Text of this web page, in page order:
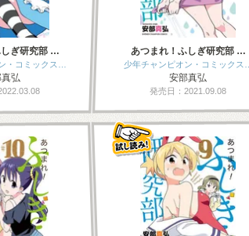
ぎ研究部 …
・コミックス…
弘
あつまれ！ふしぎ研究部 …
少年チャンピオン・コミックス…
安部真弘
発売日：2021.09.08